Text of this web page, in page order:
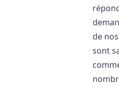
de
sont